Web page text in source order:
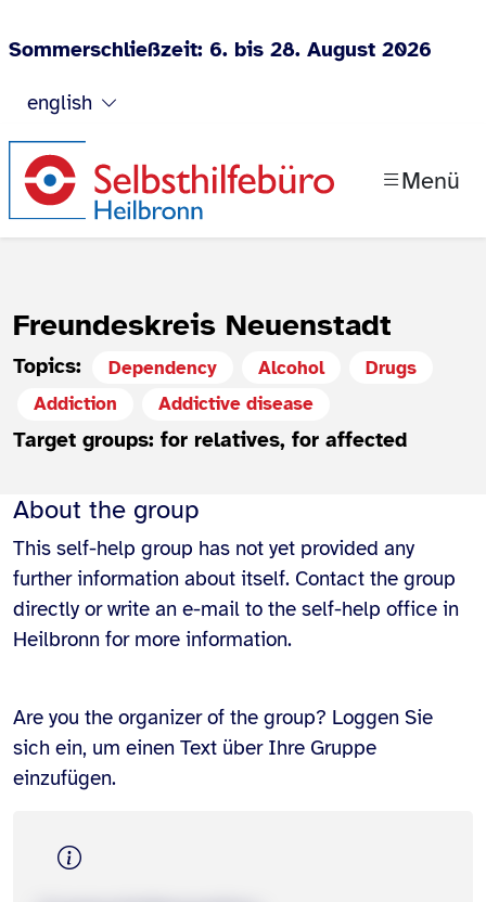
Jump to content
Sommerschließzeit: 6. bis 28. August 2026
english
Menü
Freundeskreis Neuenstadt
Topics: Dependency Alcohol
Drugs
Addiction
Addictive disease
Target groups: for relatives, for affected
About the group
This self-help group has not yet provided any
further information about itself. Contact the group
directly or write an e-mail to the self-help office in
Heilbronn for more information.
Are you the organizer of the group? Loggen Sie
sich ein, um einen Text über Ihre Gruppe
einzufügen.